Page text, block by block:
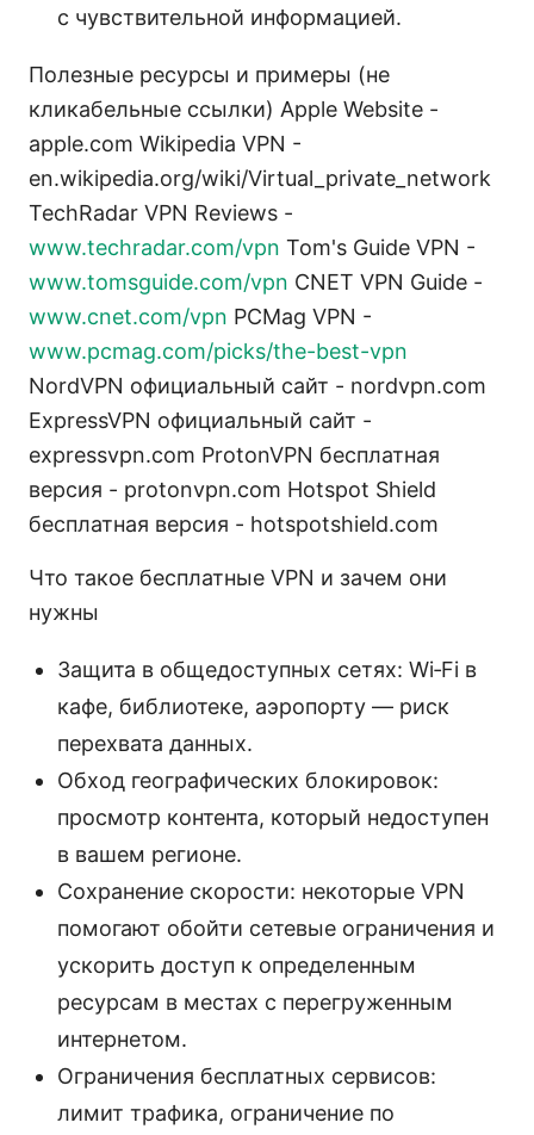
с чувствительной информацией.
Полезные ресурсы и примеры (не
кликабельные ссылки) Apple Website -
apple.com Wikipedia VPN -
en.wikipedia.org/wiki/Virtual_private_network
TechRadar VPN Reviews -
www.techradar.com/vpn Tom's Guide VPN -
www.tomsguide.com/vpn CNET VPN Guide -
www.cnet.com/vpn PCMag VPN -
www.pcmag.com/picks/the-best-vpn
NordVPN официальный сайт - nordvpn.com
ExpressVPN официальный сайт -
expressvpn.com ProtonVPN бесплатная
версия - protonvpn.com Hotspot Shield
бесплатная версия - hotspotshield.com
Что такое бесплатные VPN и зачем они
нужны
Защита в общедоступных сетях: Wi‑Fi в
кафе, библиотеке, аэропорту — риск
перехвата данных.
Обход географических блокировок:
просмотр контента, который недоступен
в вашем регионе.
Сохранение скорости: некоторые VPN
помогают обойти сетевые ограничения и
ускорить доступ к определенным
ресурсам в местах с перегруженным
интернетом.
Ограничения бесплатных сервисов:
лимит трафика, ограничение по